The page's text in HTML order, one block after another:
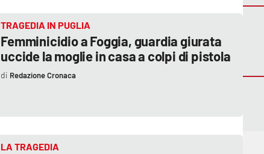
TRAGEDIA IN PUGLIA
Femminicidio a Foggia, guardia giurata
uccide la moglie in casa a colpi di pistola
Redazione Cronaca
LA TRAGEDIA